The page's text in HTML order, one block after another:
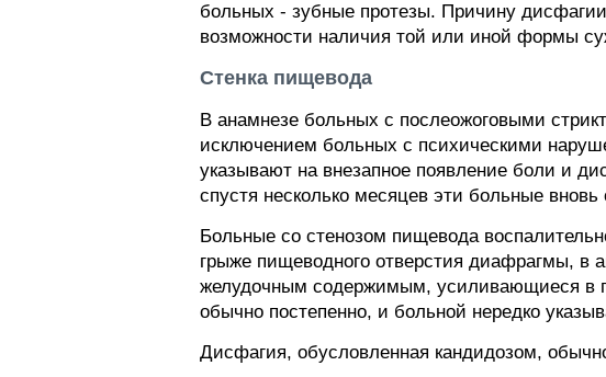
больных - зубные протезы. Причину
возможности наличия той или иной формы
Стенка пищевода
В анамнезе больных с послеожоговыми
исключением больных с психическими
указывают на внезапное появление боли и
спустя несколько месяцев эти больные
Больные со стенозом пищевода
грыже пищеводного отверстия диафрагмы, в
желудочным содержимым, усиливающиеся в
обычно постепенно, и больной нередко
Дисфагия, обусловленная кандидозом,